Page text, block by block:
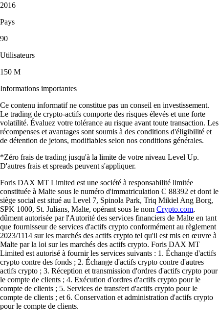
2016
Pays
90
Utilisateurs
150 M
Informations importantes
Ce contenu informatif ne constitue pas un conseil en investissement.
Le trading de crypto-actifs comporte des risques élevés et une forte
volatilité. Évaluez votre tolérance au risque avant toute transaction. Les
récompenses et avantages sont soumis à des conditions d'éligibilité et
de détention de jetons, modifiables selon nos conditions générales.
*Zéro frais de trading jusqu'à la limite de votre niveau Level Up.
D'autres frais et spreads peuvent s'appliquer.
Foris DAX MT Limited est une société à responsabilité limitée
constituée à Malte sous le numéro d'immatriculation C 88392 et dont le
siège social est situé au Level 7, Spinola Park, Triq Mikiel Ang Borg,
SPK 1000, St. Julians, Malte, opérant sous le nom Crypto.com,
dûment autorisée par l'Autorité des services financiers de Malte en tant
que fournisseur de services d'actifs crypto conformément au règlement
2023/1114 sur les marchés des actifs crypto tel qu'il est mis en œuvre à
Malte par la loi sur les marchés des actifs crypto. Foris DAX MT
Limited est autorisé à fournir les services suivants : 1. Échange d'actifs
crypto contre des fonds ; 2. Échange d'actifs crypto contre d'autres
actifs crypto ; 3. Réception et transmission d'ordres d'actifs crypto pour
le compte de clients ; 4. Exécution d'ordres d'actifs crypto pour le
compte de clients ; 5. Services de transfert d'actifs crypto pour le
compte de clients ; et 6. Conservation et administration d'actifs crypto
pour le compte de clients.